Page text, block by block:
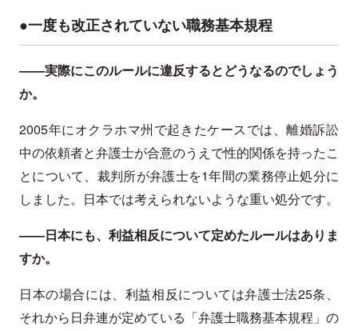
●一度も改正されていない職務基本規程
——実際にこのルールに違反するとどうなるのでしょう
か。
2005年にオクラホマ州で起きたケースでは、離婚訴訟
中の依頼者と弁護士が合意のうえで性的関係を持ったこ
とについて、裁判所が弁護士を1年間の業務停止処分に
しました。日本では考えられないような重い処分です。
——日本にも、利益相反について定めたルールはありま
すか。
日本の場合には、利益相反については弁護士法25条、
それから日弁連が定めている「弁護士職務基本規程」の